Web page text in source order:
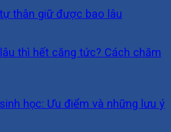
thân giữ được bao lâu
thì hết căng tức? Cách chăm
học: Ưu điểm và những lưu ý